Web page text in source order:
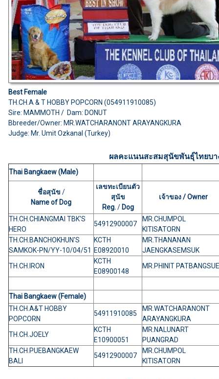
Best Female
TH.CH.A & T HOBBY POPCORN (054911910085)
Sire: MAMMOTH / Dam: DONUT
Bbreeder/Owner: MR.WATCHARANONT ARAYANGKURA
Judge: Mr. Umit Ozkanal (Turkey)
ผลคะแนนสะสมสุนัขพันธุ์ไทยบา
Thai Bangkaew (Male)
ชื่อสุนัข /
Name of Dog
เลขทะเบียนตัว
สุนัข
Reg./Dog
เจ้าของ / Owner
TH.CH.CHIANGMAI TBK'S
HERO
54912900007
MR.CHUMPOL
KITISATORN
TH.CH.BANCHOKHUN'S
SAMKOK-PN/YY-10/04/51
KCTH
E08920010
MR.THANANAN
JAENGKASEMSUK
TH.CH.IRON
KCTH
E08900148
MR.PHINIT PATBANGSUE
Thai Bangkaew (Female)
TH.CH.A&T HOBBY
POPCORN
54911910085
MR.WATCHARANONT
ARAYANGKURA
TH.CH.JOELY
KCTH
E10900051
MR.NALUNART
PUANGRAD
TH.CH.PUEBANGKAEW
BALI
54912900007
MR.CHUMPOL
KITISATORN